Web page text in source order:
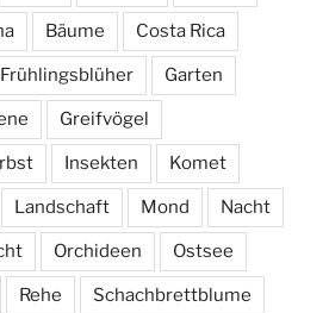
Bäume Costa Rica
Frühlingsblüher Garten
Greifvögel
Insekten Komet
Landschaft Mond Nacht
Orchideen Ostsee
Rehe Schachbrettblume